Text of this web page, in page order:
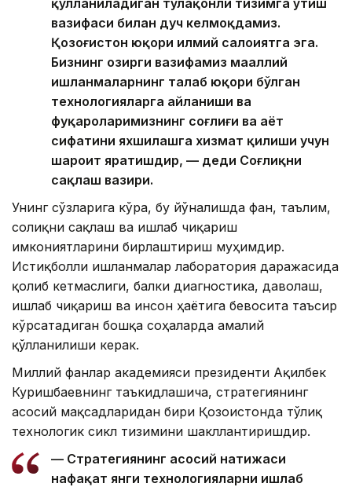
вазифаси билан дуч келмоқдамиз.
Қозоғистон юқори илмий салоҳиятга эга.
Бизнинг ҳозирги вазифамиз маҳаллий
ишланмаларнинг талаб юқори бўлган
технологияларга айланиши ва
фуқароларимизнинг соғлиғи ва ҳаёт
сифатини яхшилашга хизмат қилиши учун
шароит яратишдир, — деди Соғлиқни
сақлаш вазири.
Унинг сўзларига кўра, бу йўналишда фан, таълим,
соғлиқни сақлаш ва ишлаб чиқариш
имкониятларини бирлаштириш муҳимдир.
Истиқболли ишланмалар лаборатория даражасида
қолиб кетмаслиги, балки диагностика, даволаш,
ишлаб чиқариш ва инсон ҳаётига бевосита таъсир
кўрсатадиган бошқа соҳаларда амалий
қўлланилиши керак.
Миллий фанлар академияси президенти Ақилбек
Куришбаевнинг таъкидлашича, стратегиянинг
асосий мақсадларидан бири Қозоғистонда тўлиқ
технологик сикл тизимини шакллантиришдир.
— Стратегиянинг асосий натижаси
нафақат янги технологияларни ишлаб